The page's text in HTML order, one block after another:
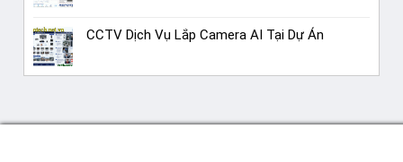
CCTV Dịch Vụ Lắp Camera AI Tại Dự Án